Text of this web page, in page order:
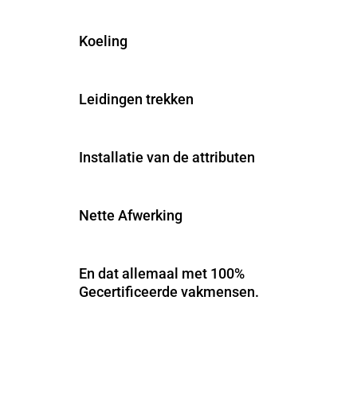
Koeling
Leidingen trekken
Installatie van de attributen
Nette Afwerking
En dat allemaal met 100%
Gecertificeerde vakmensen.